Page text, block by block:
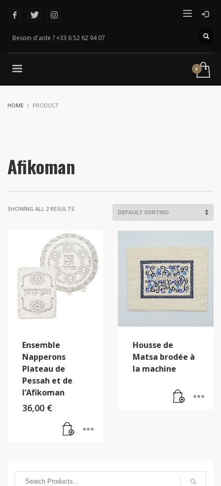
Besoin d'aide ? +33 6 52 62 94 07
HOME PRODUCT
Afikoman
SHOWING ALL 2 RESULTS
Ensemble
Napperons
Plateau de
Pessah et de
l’Afikoman
36,00 €
Housse de
Matsa brodée à
la machine